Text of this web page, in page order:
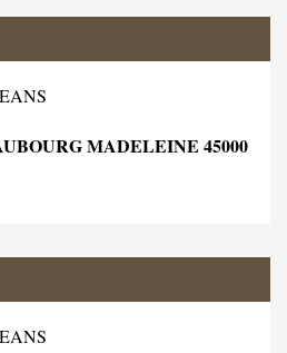
MADELEINE 45000